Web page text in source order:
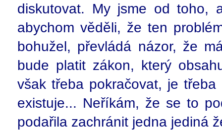
diskutovat. My jsme od toho,
abychom věděli, že ten
bohužel, převládá názor, že
bude platit zákon, který
však třeba pokračovat, je
existuje... Neříkám, že se to
podařila zachránit jedna jediná